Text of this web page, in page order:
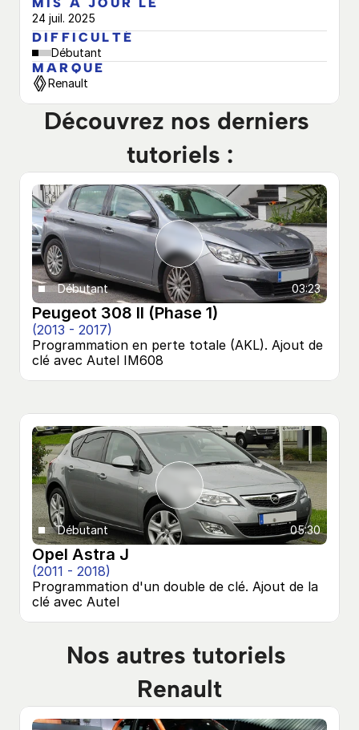
24 juil. 2025
DIFFICULTÉ
Débutant
MARQUE
Renault
Découvrez nos derniers
tutoriels :
03:23
Débutant
Peugeot 308 II (Phase 1)
(2013 - 2017)
Programmation en perte totale (AKL). Ajout de
clé avec Autel IM608
05:30
Débutant
Opel Astra J
(2011 - 2018)
Programmation d'un double de clé. Ajout de la
clé avec Autel
Nos autres tutoriels
Renault